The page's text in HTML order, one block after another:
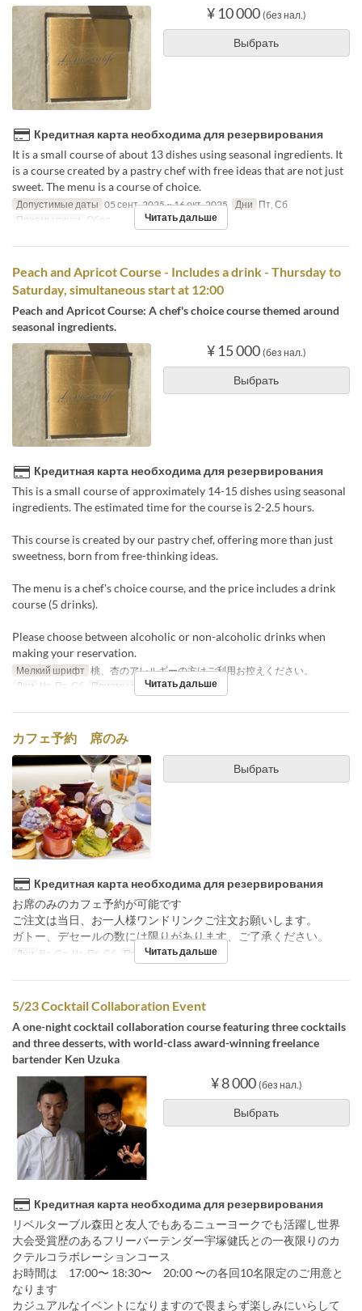
¥ 10 000 (без нал.)
Выбрать
Кредитная карта необходима для резервирования
It is a small course of about 13 dishes using seasonal ingredients. It
is a course created by a pastry chef with free ideas that are not just
sweet. The menu is a course of choice.
Допустимые даты 05 сент. 2025 ~ 16 окт. 2025 Дни Пт, Сб
Приемы пищи Обед Читать дальше
Peach and Apricot Course - Includes a drink - Thursday to
Saturday, simultaneous start at 12:00
Peach and Apricot Course: A chef's choice course themed around
seasonal ingredients.
¥ 15 000 (без нал.)
Выбрать
Кредитная карта необходима для резервирования
This is a small course of approximately 14-15 dishes using seasonal
ingredients. The estimated time for the course is 2-2.5 hours.
This course is created by our pastry chef, offering more than just
sweetness, born from free-thinking ideas.
The menu is a chef's choice course, and the price includes a drink
course (5 drinks).
Please choose between alcoholic or non-alcoholic drinks when
making your reservation.
Мелкий шрифт 桃、杏のアレルギーの方はご利用お控えください。
Дни Чт, Пт, Сб Приемы пищи Обед
Читать дальше
カフェ予約 席のみ
Выбрать
Кредитная карта необходима для резервирования
お席のみのカフェ予約が可能です
ご注文は当日、お一人様ワンドリンクご注文お願いします。
ガトー、デセールの数には限りがあります、ご了承ください。
Дни Вт, Ср, Чт, Пт, Сб Приемы пищи Чай
Читать дальше
5/23 Cocktail Collaboration Event
A one-night cocktail collaboration course featuring three cocktails
and three desserts, with world-class award-winning freelance
bartender Ken Uzuka
¥ 8 000 (без нал.)
Выбрать
Кредитная карта необходима для резервирования
リベルターブル森田と友人でもあるニューヨークでも活躍し世界
大会受賞歴のあるフリーバーテンダー宇塚健氏との一夜限りのカ
クテルコラボレーションコース
お時間は 17:00〜 18:30〜 20:00 〜の各回10名限定のご用意と
なります
カジュアルなイベントになりますので畏まらず楽しみにいらして